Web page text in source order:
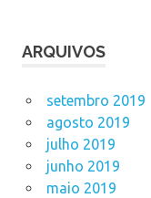
ARQUIVOS
setembro 2019
agosto 2019
julho 2019
junho 2019
maio 2019